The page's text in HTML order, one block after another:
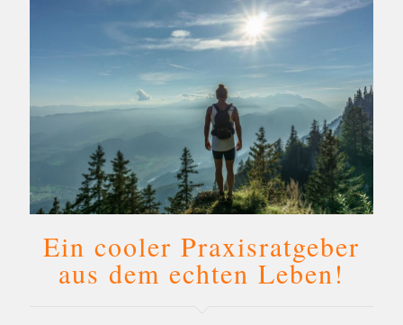
Ein cooler Praxisratgeber
aus dem echten Leben!